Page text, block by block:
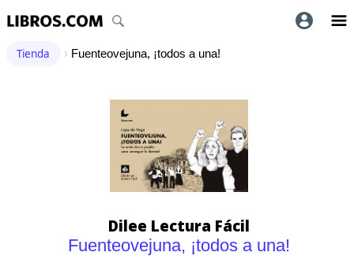
Tienda › Fuenteovejuna, ¡todos a una!
Dilee Lectura Fácil
Fuenteovejuna, ¡todos a una!